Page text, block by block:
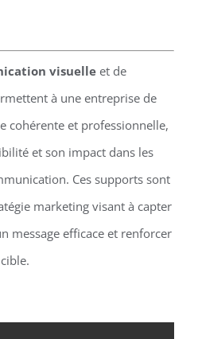
visuelleet de
à une entreprise de
cohérente et professionnelle,
et son impact dans les
Ces supports sont
marketing visant à capter
message efficace et renforcer